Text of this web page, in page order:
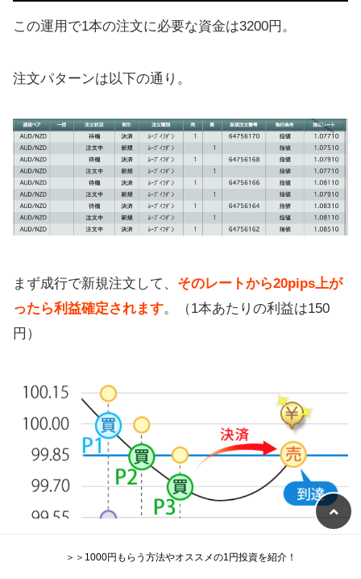
この運用で1本の注文に必要な資金は3200円。
注文パターンは以下の通り。
まず成行で新規注文して、 そのレートから20pips上が
ったら利益確定されます。（1本あたりの利益は150
円）
＞＞1000円もらう方法やオススメの1円投資を紹介！